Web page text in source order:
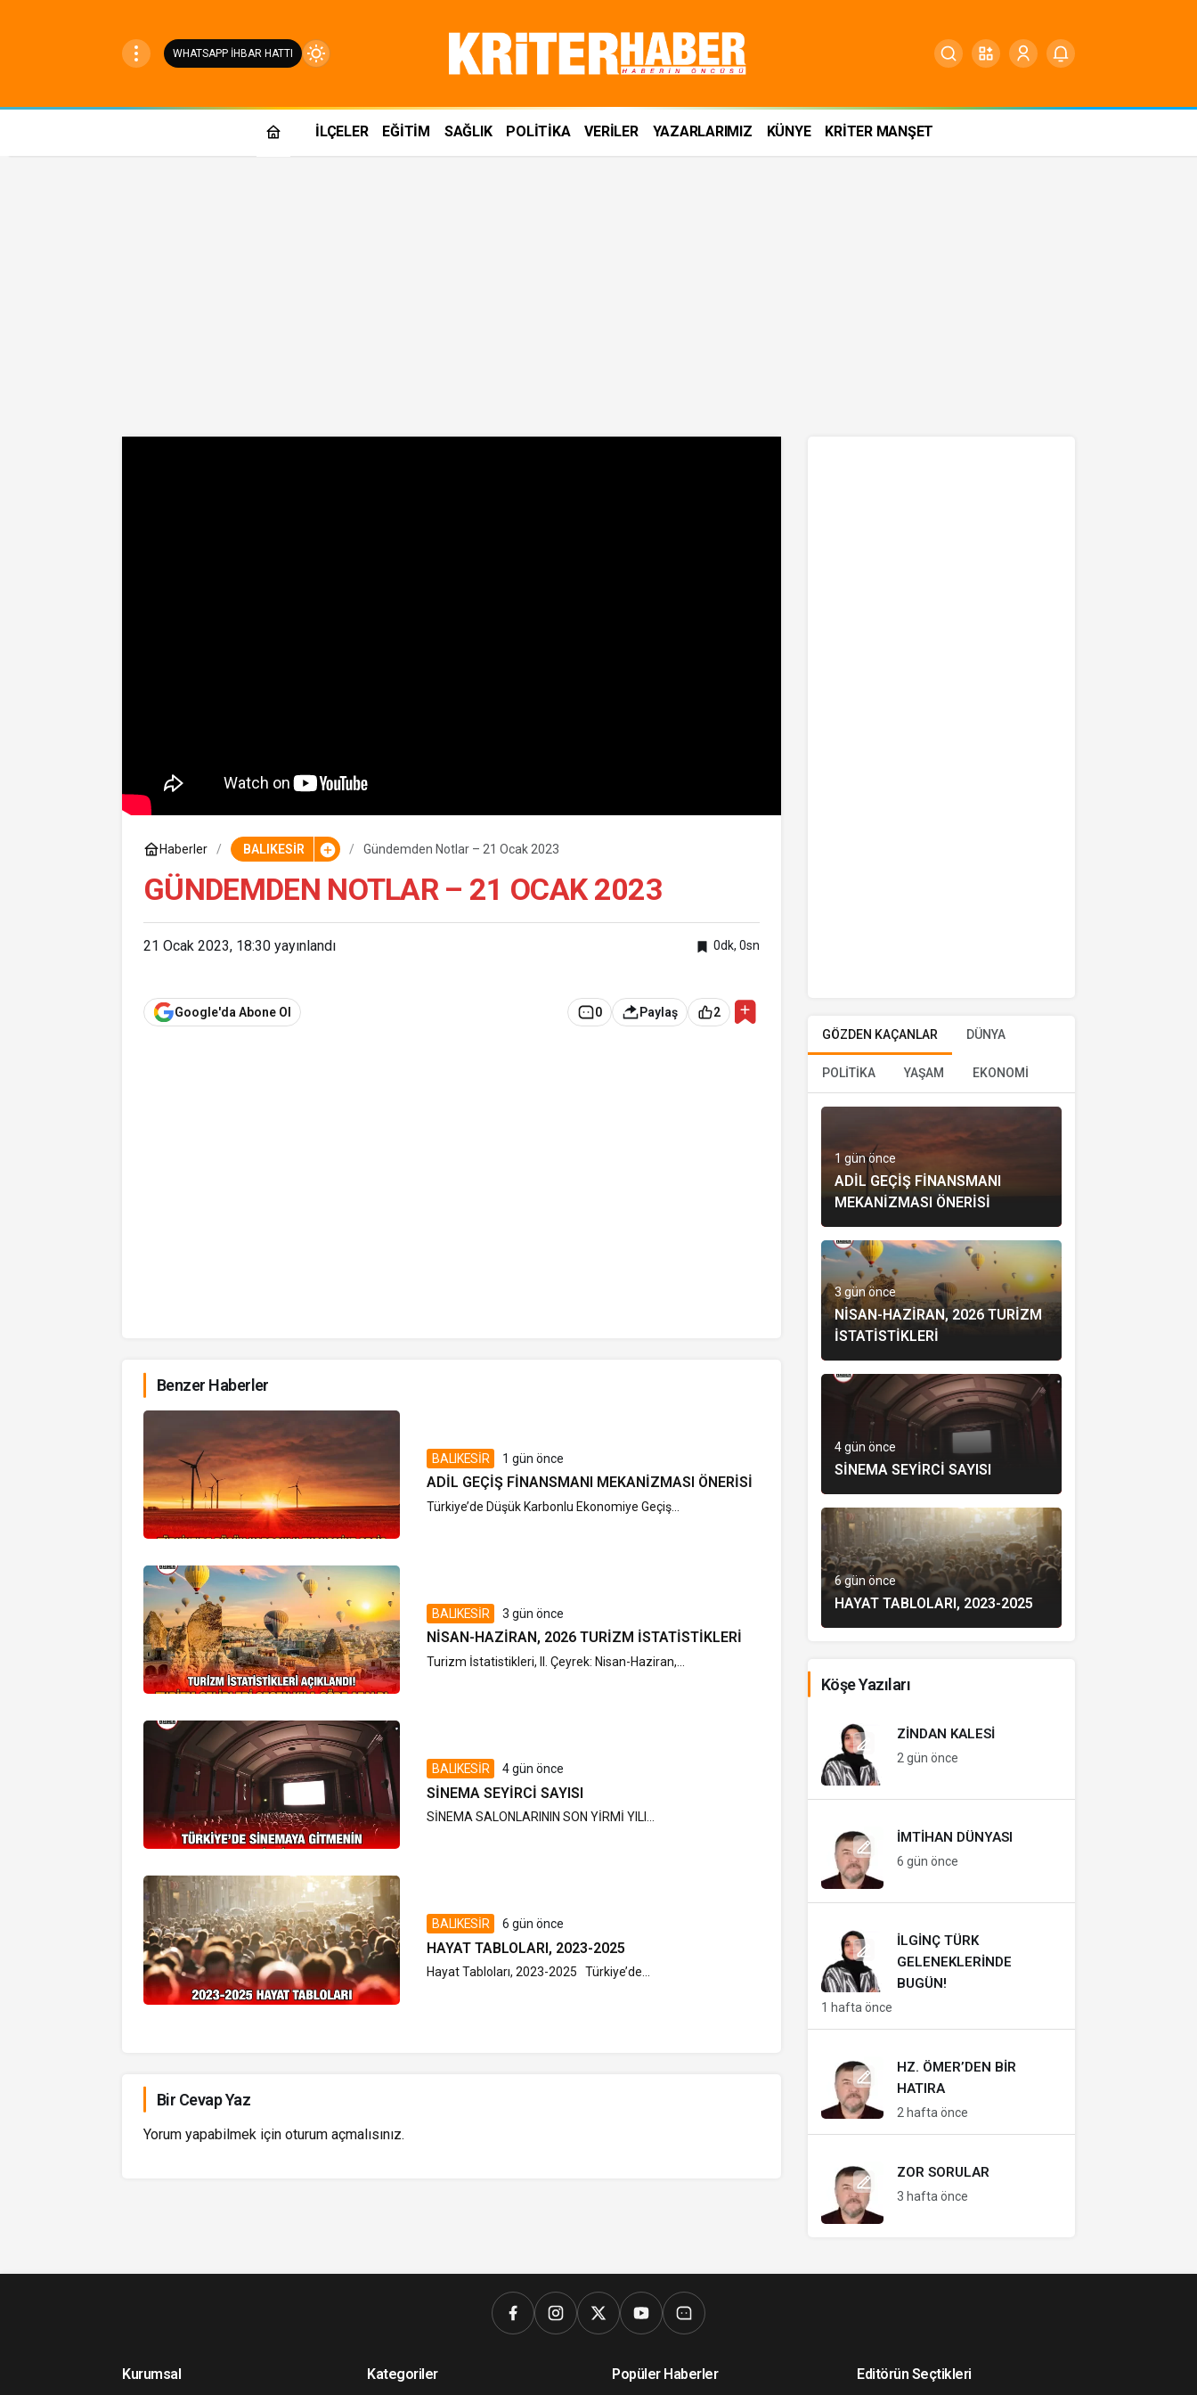
WHATSAPP İHBAR HATTI
Mod
İLÇELER EĞİTİM SAĞLIK POLİTİKA VERİLER YAZARLARIMIZ KÜNYE KRİTER MANŞET
Haberler BALIKESİR Gündemden Notlar – 21 Ocak 2023
GÜNDEMDEN NOTLAR – 21 OCAK 2023
21 Ocak 2023, 18:30 yayınlandı 0dk, 0sn
Google'da Abone Ol 0 Paylaş 2
Benzer Haberler
BALIKESİR 1 gün önce
ADIL GEÇIŞ FINANSMANI MEKANIZMASI ÖNERISI
Türkiye’de Düşük Karbonlu Ekonomiye Geçiş...
BALIKESİR 3 gün önce
NISAN-HAZIRAN, 2026 TURIZM İSTATISTIKLERI
Turizm İstatistikleri, II. Çeyrek: Nisan-Haziran,...
BALIKESİR 4 gün önce
SINEMA SEYIRCI SAYISI
SİNEMA SALONLARININ SON YİRMİ YILI...
BALIKESİR 6 gün önce
HAYAT TABLOLARI, 2023-2025
Hayat Tabloları, 2023-2025 Türkiye’de...
Bir Cevap Yaz
Yorum yapabilmek için oturum açmalısınız.
GÖZDEN KAÇANLAR DÜNYA
POLİTİKA YAŞAM EKONOMİ
1 gün önce
ADIL GEÇIŞ FINANSMANI
MEKANIZMASI ÖNERISI
3 gün önce
NISAN-HAZIRAN, 2026 TURIZM
İSTATISTIKLERI
4 gün önce
SINEMA SEYIRCI SAYISI
6 gün önce
HAYAT TABLOLARI, 2023-2025
Köşe Yazıları
ZINDAN KALESI
2 gün önce
İMTIHAN DÜNYASI
6 gün önce
İLGINÇ TÜRK
GELENEKLERINDE
BUGÜN!
1 hafta önce
HZ. ÖMER’DEN BIR
HATIRA
2 hafta önce
ZOR SORULAR
3 hafta önce
Kurumsal Kategoriler Popüler Haberler Editörün Seçtikleri